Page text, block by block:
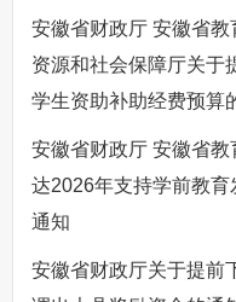
安徽省财政厅 安徽省教
资源和社会保障厅关于
学生资助补助经费预算
安徽省财政厅 安徽省
达2026年支持学前教育
通知
安徽省财政厅关于提前